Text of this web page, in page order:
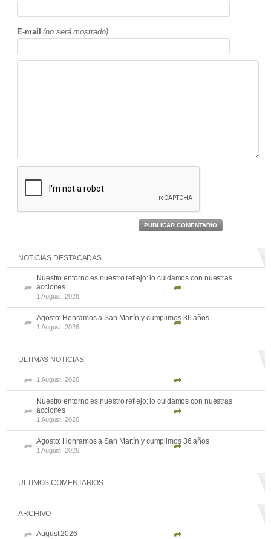
E-mail (no será mostrado)
PUBLICAR COMENTARIO
NOTICIAS DESTACADAS
Nuestro entorno es nuestro reflejo: lo cuidamos con nuestras
acciones
1 August, 2026
Agosto: Honramos a San Martín y cumplimos 36 años
1 August, 2026
ULTIMAS NOTICIAS
1 August, 2026
Nuestro entorno es nuestro reflejo: lo cuidamos con nuestras
acciones
1 August, 2026
Agosto: Honramos a San Martín y cumplimos 36 años
1 August, 2026
ULTIMOS COMENTARIOS
ARCHIVO
August 2026